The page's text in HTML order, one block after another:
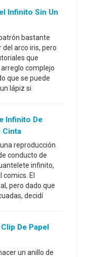
Infinito Sin Un
bastante
del arco iris, pero
que
complejo
que se puede
lápiz si
Infinito De
Cinta
reproducción
conducto de
infinito,
El
pero dado que
decidí
De Papel
un anillo de